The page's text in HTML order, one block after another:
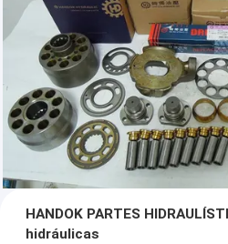
HANDOK PARTES
hidráulicas